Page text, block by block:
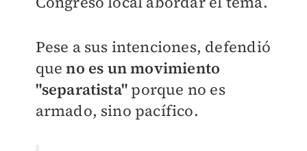
Pese a sus intenciones, defendió
que no es un movimiento
"separatista" porque no es
armado, sino pacífico.